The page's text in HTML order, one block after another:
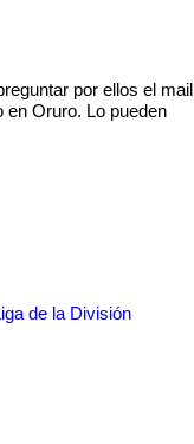
por ellos el mail
en Oruro. Lo pueden
de la División